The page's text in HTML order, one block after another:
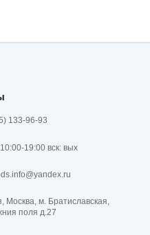
133-96-93
19:00 вск: вых
Москва, м. Братиславская,
поля д.27